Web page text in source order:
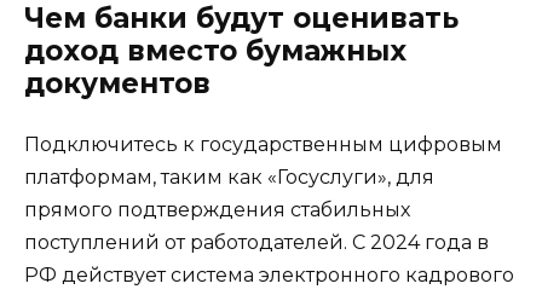
Чем банки будут оценивать
доход вместо бумажных
документов
Подключитесь к государственным цифровым
платформам, таким как «Госуслуги», для
прямого подтверждения стабильных
поступлений от работодателей. С 2024 года в
РФ действует система электронного кадрового